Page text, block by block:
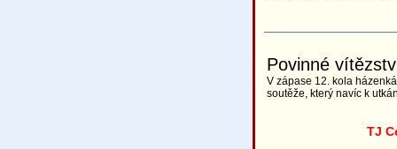
Povinné
V zápase 12. kola
soutěže, který navíc k
TJ